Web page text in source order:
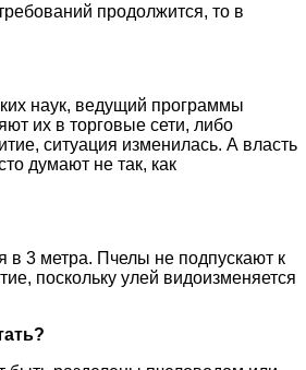
продолжится, то в
наук, ведущий программы
их в торговые сети, либо
ситуация изменилась. А власть
думают не так, как
в 3 метра. Пчелы не подпускают к
поскольку улей видоизменяется